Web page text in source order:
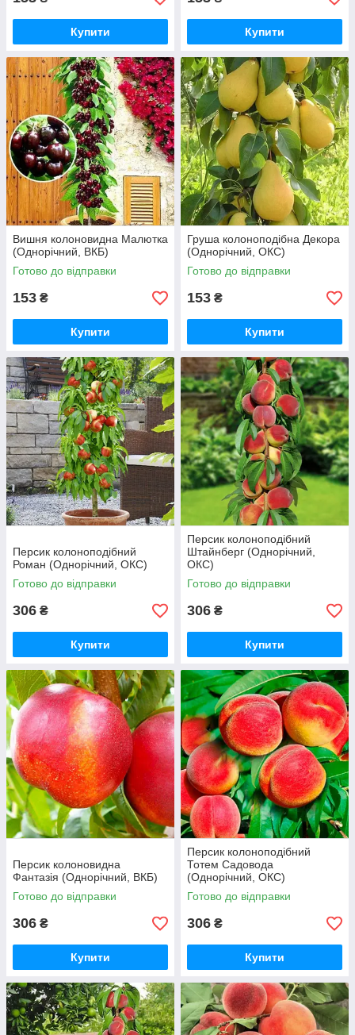
Купити Купити
Вишня колоновидна Малютка
(Однорічний, ВКБ)
Готово до відправки
153 ₴
Купити
Груша колоноподібна Декора
(Однорічний, ОКС)
Готово до відправки
153 ₴
Купити
Персик колоноподібний
Роман (Однорічний, ОКС)
Готово до відправки
306 ₴
Купити
Персик колоноподібний
Штайнберг (Однорічний,
ОКС)
Готово до відправки
306 ₴
Купити
Персик колоновидна
Фантазія (Однорічний, ВКБ)
Готово до відправки
306 ₴
Купити
Персик колоноподібний
Тотем Садовода
(Однорічний, ОКС)
Готово до відправки
306 ₴
Купити